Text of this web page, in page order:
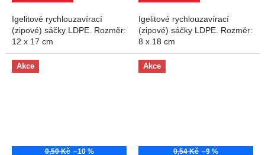
Igelitové rychlouzavírací
(zipové) sáčky LDPE. Rozměr:
12 x 17 cm
Igelitové rychlouzavírací
(zipové) sáčky LDPE. Rozměr:
8 x 18 cm
Akce
0,50 Kč –10 %
Akce
0,54 Kč –9 %